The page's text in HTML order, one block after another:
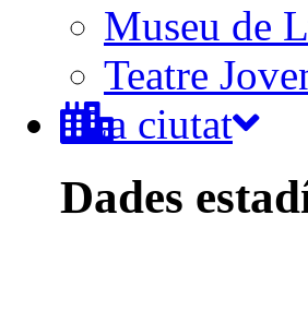
Museu de
Teatre
La ciutat
Dades